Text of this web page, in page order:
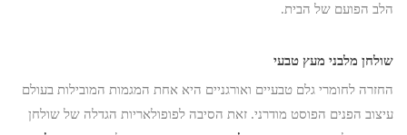
הלב הפועם של הבית.
שולחן מלבני מעץ טבעי
החזרה לחומרי גלם טבעיים ואורגניים היא אחת המגמות המובילות בעולם
עיצוב הפנים הפוסט מודרני. זאת הסיבה לפופולאריות הגדלה של שולחן